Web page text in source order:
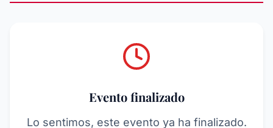
Evento finalizado
Lo sentimos, este evento ya ha finalizado.